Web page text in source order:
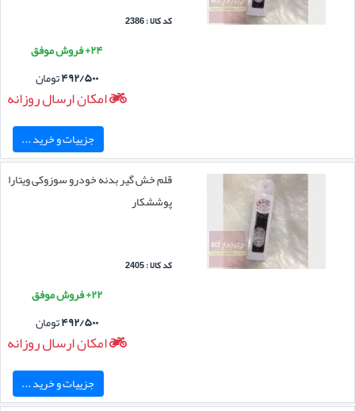
کد کالا : 2386
۲۴+ فروش موفق
۴۹۲/۵۰۰تومان
امکان ارسال روزانه
جزییات و خرید ...
قلم خش گیر بدنه خودرو سوزوکی ویتارا
پوششکار
کد کالا : 2405
۲۲+ فروش موفق
۴۹۲/۵۰۰تومان
امکان ارسال روزانه
جزییات و خرید ...